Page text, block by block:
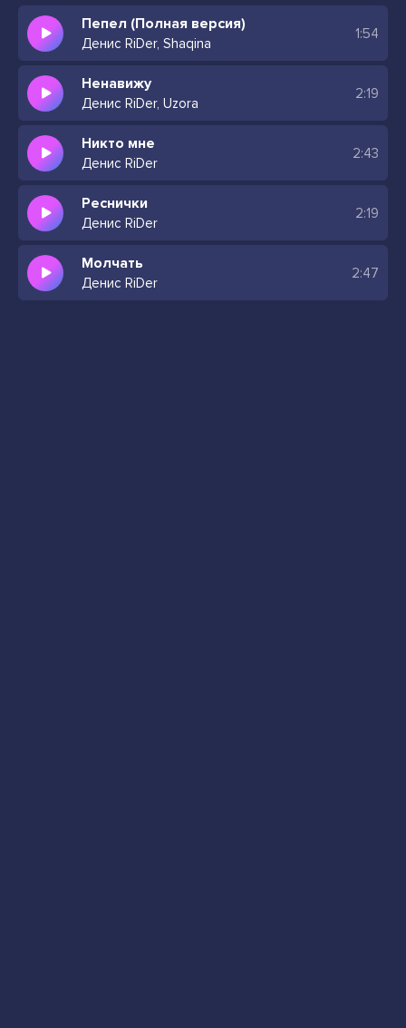
Пепел (Полная версия)
Денис RiDer, Shaqina
1:54
Ненавижу
Денис RiDer, Uzora
2:19
Никто мне
Денис RiDer
2:43
Реснички
Денис RiDer
2:19
Молчать
Денис RiDer
2:47